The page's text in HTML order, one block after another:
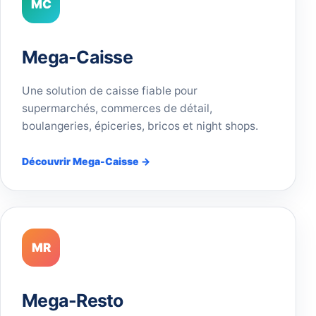
MC
Mega-Caisse
Une solution de caisse fiable pour
supermarchés, commerces de détail,
boulangeries, épiceries, bricos et night shops.
Découvrir Mega-Caisse →
MR
Mega-Resto